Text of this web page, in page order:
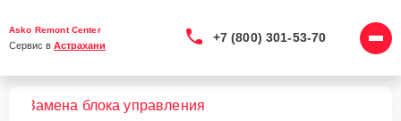
Asko Remont Center
Сервис в Астрахани
+7 (800) 301-53-70
Замена блока управления